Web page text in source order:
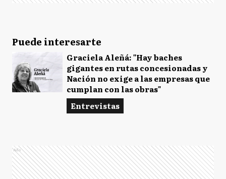
Puede interesarte
Graciela Aleñá: "Hay baches
gigantes en rutas concesionadas y
Nación no exige a las empresas que
cumplan con las obras"
Entrevistas
Ads